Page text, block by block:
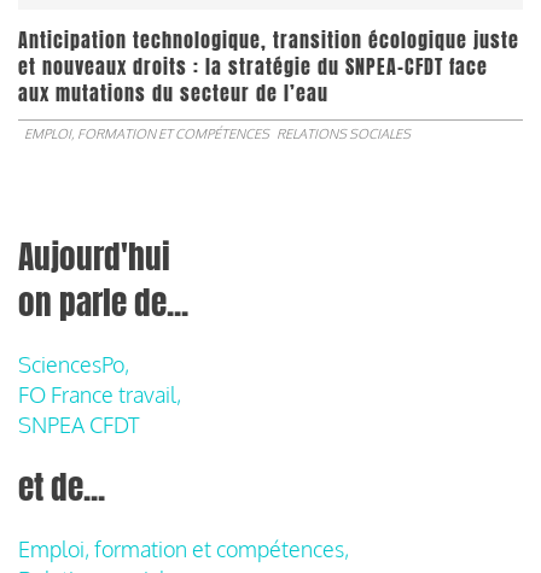
Anticipation technologique, transition écologique juste
et nouveaux droits : la stratégie du SNPEA-CFDT face
aux mutations du secteur de l’eau
EMPLOI, FORMATION ET COMPÉTENCES RELATIONS SOCIALES
Aujourd'hui
on parle de...
SciencesPo,
FO France travail,
SNPEA CFDT
et de...
Emploi, formation et compétences,